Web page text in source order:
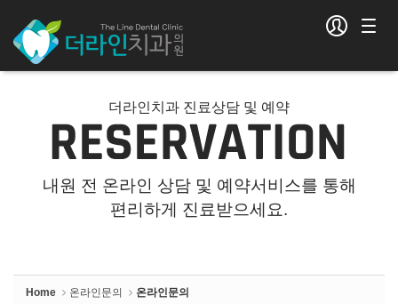
더라인치과 진료상담 및 예약
내원 전 온라인 상담 및 예약서비스를 통해
편리하게 진료받으세요.
Home 온라인문의 온라인문의